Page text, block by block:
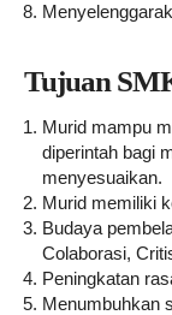
Tujuan
Murid mampu
diperintah bagi
menyesuaikan.
Murid memiliki
Budaya
Colaborasi,
Peningkatan
Menumbuhkan